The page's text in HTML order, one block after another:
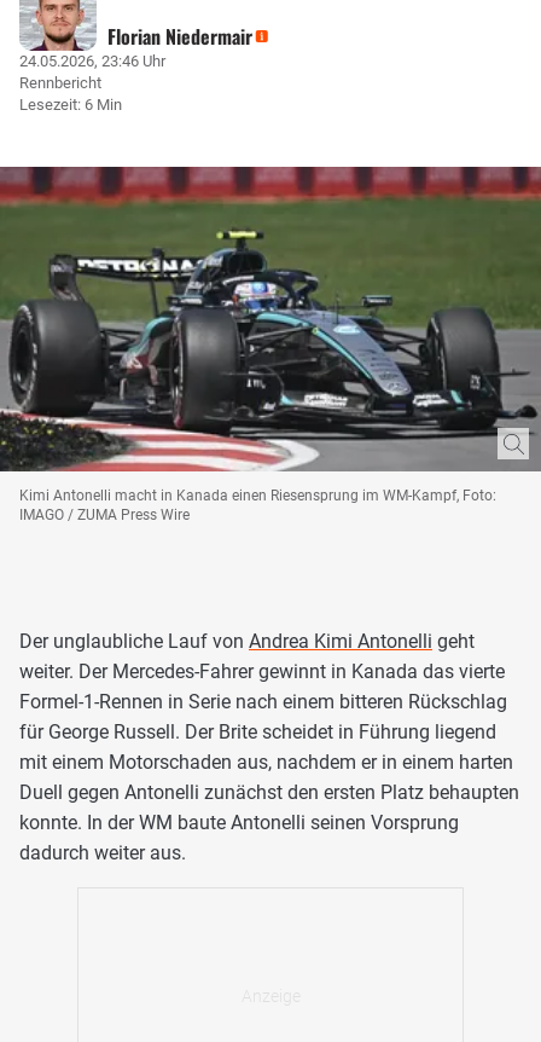
Florian Niedermair
24.05.2026, 23:46 Uhr
Rennbericht
Lesezeit: 6 Min
Kimi Antonelli macht in Kanada einen Riesensprung im WM-Kampf, Foto:
IMAGO / ZUMA Press Wire
Der unglaubliche Lauf von Andrea Kimi Antonelli geht
weiter. Der Mercedes-Fahrer gewinnt in Kanada das vierte
Formel-1-Rennen in Serie nach einem bitteren Rückschlag
für George Russell. Der Brite scheidet in Führung liegend
mit einem Motorschaden aus, nachdem er in einem harten
Duell gegen Antonelli zunächst den ersten Platz behaupten
konnte. In der WM baute Antonelli seinen Vorsprung
dadurch weiter aus.